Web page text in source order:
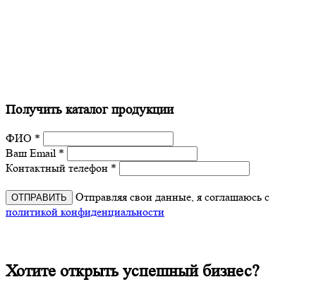
Получить каталог продукции
ФИО *
Ваш Email *
Контактный телефон *
Отправляя свои данные, я соглашаюсь с
политикой конфиденциальности
Хотите открыть успешный бизнес?